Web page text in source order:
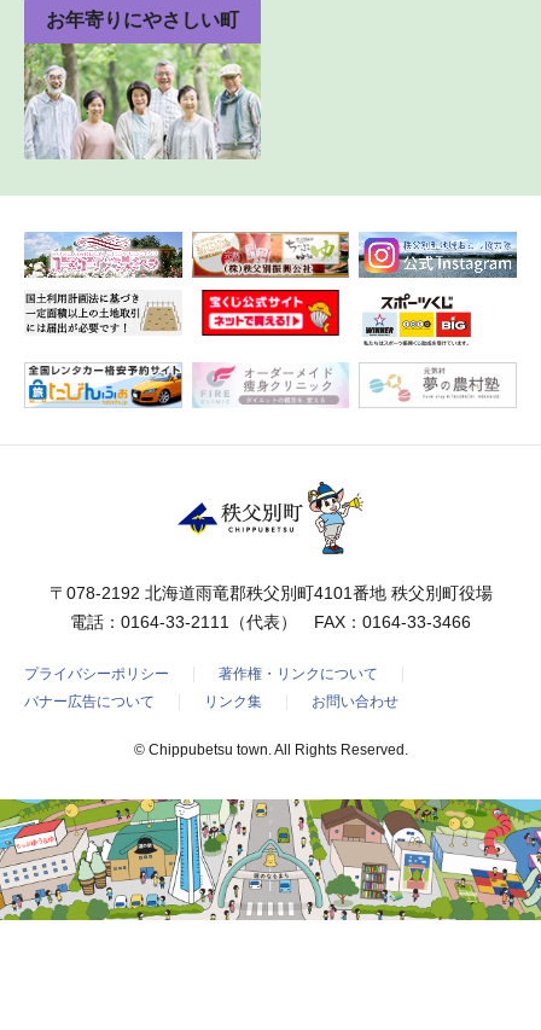
お年寄りにやさしい町
〒078-2192 北海道雨竜郡秩父別町4101番地 秩父別町役場
電話： 0164-33-2111 （代表） FAX：0164-33-3466
プライバシーポリシー
著作権・リンクについて
バナー広告について
リンク集 お問い合わせ
© Chippubetsu town. All Rights Reserved.